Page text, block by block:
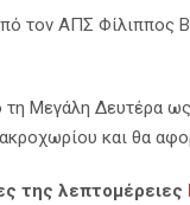
τον ΑΠΣ Φίλιππος
τη Μεγάλη Δευτέρα
και θα
της λεπτομέρειες